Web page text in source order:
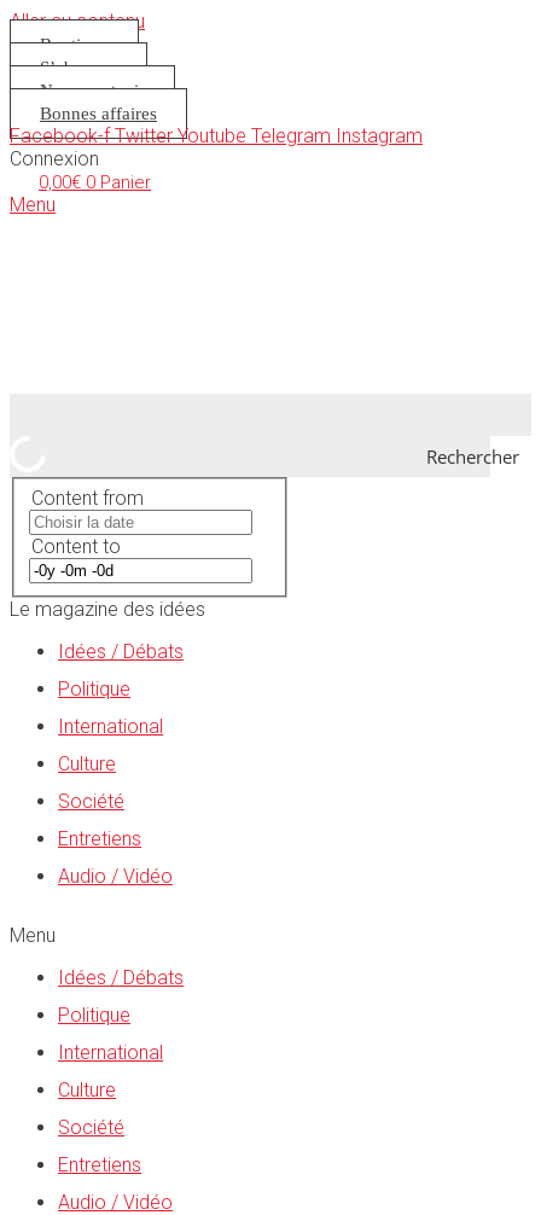
Aller au contenu
Boutique
S’abonner
Nous soutenir
Bonnes affaires
Facebook-f Twitter Youtube Telegram Instagram
Connexion
0,00€ 0 Panier
Menu
Rechercher
Content from
Content to
Le magazine des idées
Idées / Débats
Politique
International
Culture
Société
Entretiens
Audio / Vidéo
Menu
Idées / Débats
Politique
International
Culture
Société
Entretiens
Audio / Vidéo